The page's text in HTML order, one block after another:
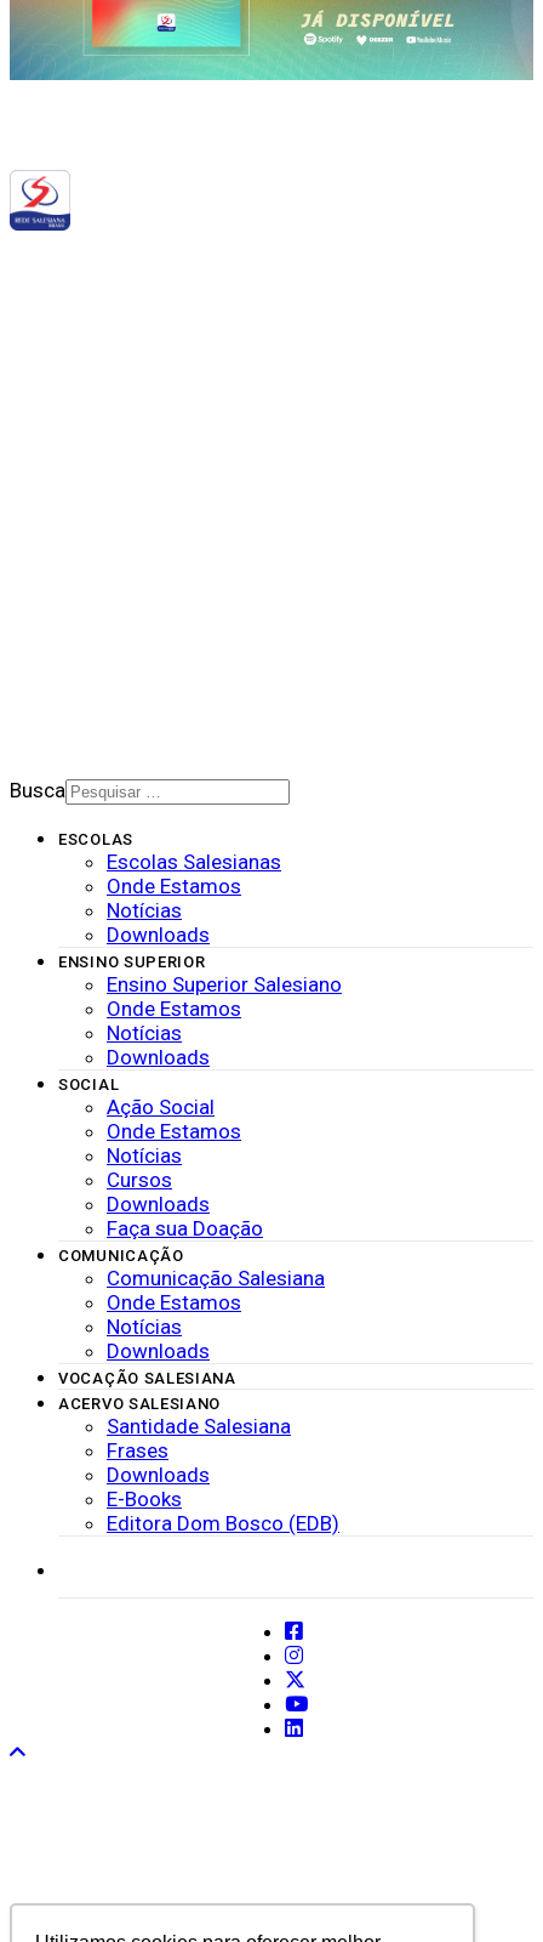
Busca
ESCOLAS
Escolas Salesianas
Onde Estamos
Notícias
Downloads
ENSINO SUPERIOR
Ensino Superior Salesiano
Onde Estamos
Notícias
Downloads
SOCIAL
Ação Social
Onde Estamos
Notícias
Cursos
Downloads
Faça sua Doação
COMUNICAÇÃO
Comunicação Salesiana
Onde Estamos
Notícias
Downloads
VOCAÇÃO SALESIANA
ACERVO SALESIANO
Santidade Salesiana
Frases
Downloads
E-Books
Editora Dom Bosco (EDB)